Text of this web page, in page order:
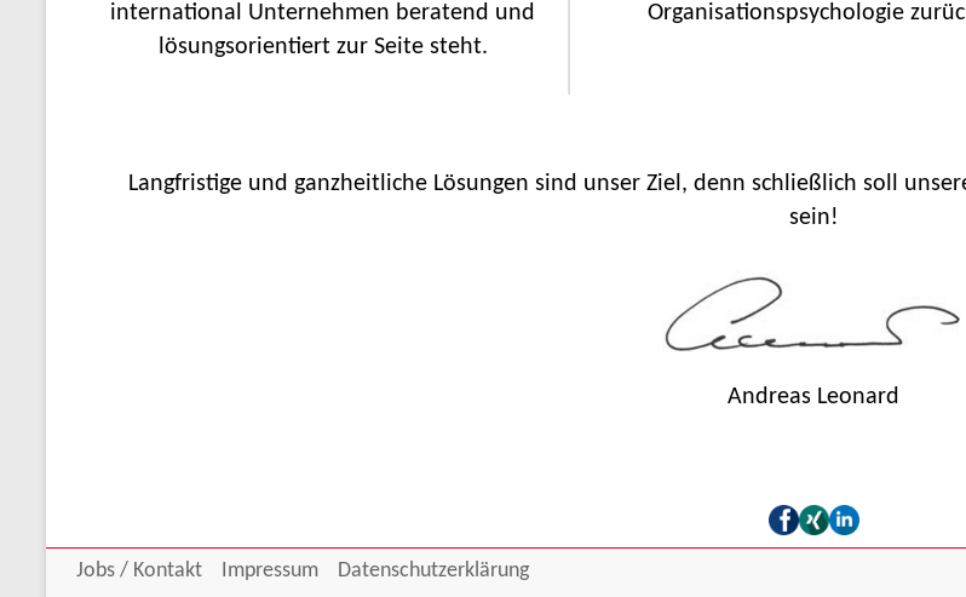
international Unternehmen beratend und
lösungsorientiert zur Seite steht.
Organisationspsychologie
Langfristige und ganzheitliche Lösungen sind unser Ziel, denn schließlich soll
sein!
Andreas Leonard
Jobs / Kontakt Impressum Datenschutzerklärung